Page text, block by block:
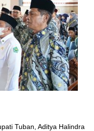
Tuban, Aditya Halindra